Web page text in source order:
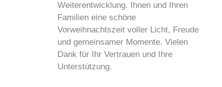
Weiterentwicklung. Ihnen und Ihren
Familien eine schöne
Vorweihnachtszeit voller Licht, Freude
und gemeinsamer Momente. Vielen
Dank für Ihr Vertrauen und Ihre
Unterstützung.